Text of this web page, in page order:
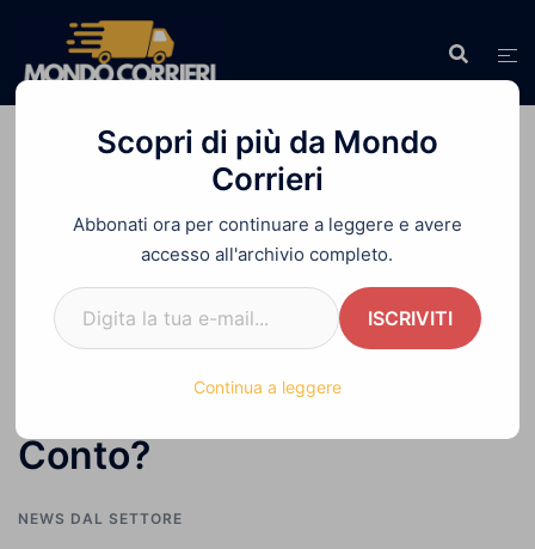
contenuto
Home»Nuova Tassa sui Pacchi 2026 | Chi
Pagherà il Conto?
Nuova Tassa sui Pacchi
2026 | Chi Pagherà il
Conto?
NEWS DAL SETTORE
Scopri di più da Mondo
Corrieri
Abbonati ora per continuare a leggere e avere
accesso all'archivio completo.
Digita la tua e-mail...
ISCRIVITI
Continua a leggere